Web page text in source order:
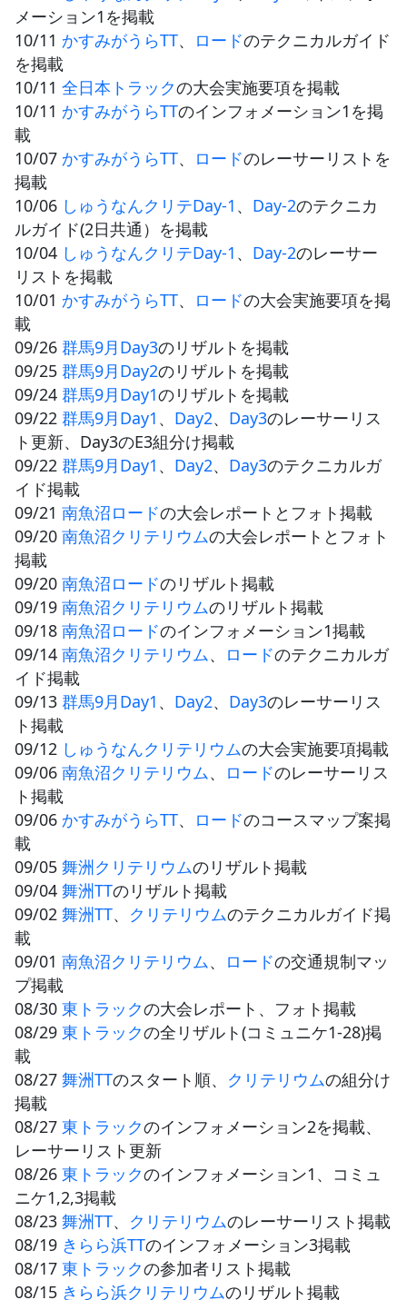
メーション1を掲載
10/11 かすみがうらTT、 ロードのテクニカルガイド
を掲載
10/11 全日本トラックの大会実施要項を掲載
10/11 かすみがうらTTのインフォメーション1を掲
載
10/07 かすみがうらTT、 ロードのレーサーリストを
掲載
10/06 しゅうなんクリテDay-1 、 Day-2のテクニカ
ルガイド(2日共通）を掲載
10/04 しゅうなんクリテDay-1 、 Day-2のレーサー
リストを掲載
10/01 かすみがうらTT、 ロードの大会実施要項を掲
載
09/26 群馬9月Day3のリザルトを掲載
09/25 群馬9月Day2のリザルトを掲載
09/24 群馬9月Day1のリザルトを掲載
09/22 群馬9月Day1 、 Day2、 Day3のレーサーリス
ト更新、Day3のE3組分け掲載
09/22 群馬9月Day1 、 Day2、 Day3のテクニカルガ
イド掲載
09/21 南魚沼ロードの大会レポートとフォト掲載
09/20 南魚沼クリテリウムの大会レポートとフォト
掲載
09/20 南魚沼ロードのリザルト掲載
09/19 南魚沼クリテリウムのリザルト掲載
09/18 南魚沼ロードのインフォメーション1掲載
09/14 南魚沼クリテリウム、 ロードのテクニカルガ
イド掲載
09/13 群馬9月Day1 、 Day2、 Day3のレーサーリス
ト掲載
09/12 しゅうなんクリテリウムの大会実施要項掲載
09/06 南魚沼クリテリウム、 ロードのレーサーリス
ト掲載
09/06 かすみがうらTT、 ロードのコースマップ案掲
載
09/05 舞洲クリテリウムのリザルト掲載
09/04 舞洲TTのリザルト掲載
09/02 舞洲TT、 クリテリウムのテクニカルガイド掲
載
09/01 南魚沼クリテリウム、 ロードの交通規制マッ
プ掲載
08/30 東トラックの大会レポート、フォト掲載
08/29 東トラックの全リザルト(コミュニケ1-28)掲
載
08/27 舞洲TTのスタート順、 クリテリウムの組分け
掲載
08/27 東トラックのインフォメーション2を掲載、
レーサーリスト更新
08/26 東トラックのインフォメーション1、コミュ
ニケ1,2,3掲載
08/23 舞洲TT、 クリテリウムのレーサーリスト掲載
08/19 きらら浜TTのインフォメーション3掲載
08/17 東トラックの参加者リスト掲載
08/15 きらら浜クリテリウムのリザルト掲載